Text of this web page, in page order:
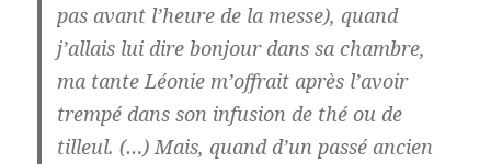
pas avant l’heure de la messe), quand
j’allais lui dire bonjour dans sa chambre,
ma tante Léonie m’offrait après l’avoir
trempé dans son infusion de thé ou de
tilleul. (…) Mais, quand d’un passé ancien